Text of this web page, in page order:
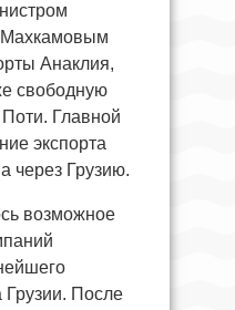
Анаклия,
свободную
Главной
экспорта
через Грузию.
возможное
Грузии. После